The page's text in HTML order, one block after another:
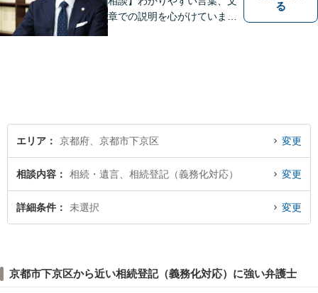
章での説明を心がけていま
る
エリア 京都府、京都市下京区 変更
相談内容 相続・遺言、相続登記（義務化対応） 変更
詳細条件 未選択 変更
京都市下京区から近い相続登記（義務化対応）に強い弁護士